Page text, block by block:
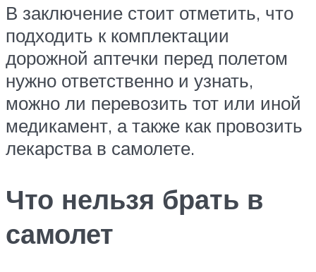
В заключение стоит отметить, что
подходить к комплектации
дорожной аптечки перед полетом
нужно ответственно и узнать,
можно ли перевозить тот или иной
медикамент, а также как провозить
лекарства в самолете.
Что нельзя брать в
самолет